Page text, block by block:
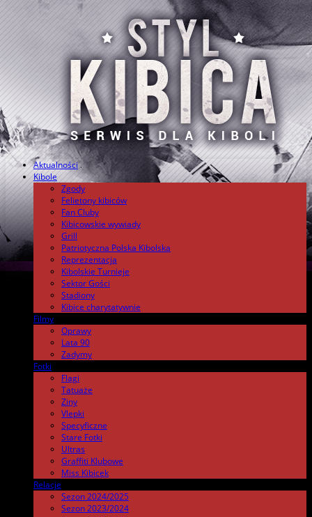
Aktualności .
Kibole
Zgody
Felietony kibiców
Fan Cluby
Kibicowskie wywiady
Grill
Patriotyczna Polska Kibolska
Reprezentacja
Kibolskie Turnieje
Sektor Gości
Stadiony
Kibice charytatywnie
Filmy
Oprawy
Lata 90
Zadymy
Fotki
Flagi
Tatuaże
Ziny
Vlepki
Specyficzne
Stare Fotki
Ultras
Graffiti Klubowe
Miss Kibicek
Relacje
Sezon 2024/2025
Sezon 2023/2024